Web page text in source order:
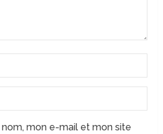
nom, mon e-mail et mon site